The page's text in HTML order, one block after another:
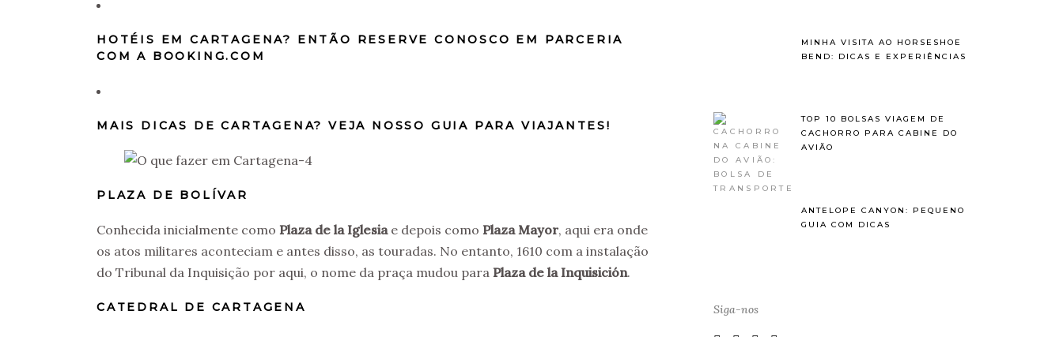
HOTÉIS EM CARTAGENA? ENTÃO RESERVE CONOSCO EM PARCERIA
COM A BOOKING.COM
MAIS DICAS DE CARTAGENA? VEJA NOSSO GUIA PARA VIAJANTES!
PLAZA DE BOLÍVAR
Conhecida inicialmente como Plaza de la Iglesiae depois como Plaza Mayor, aqui era onde
os atos militares aconteciam e antes disso, as touradas. No entanto, 1610 com a instalação
do Tribunal da Inquisição por aqui, o nome da praça mudou para Plaza de la Inquisición.
CATEDRAL DE CARTAGENA
MINHA VISITA AO HORSESHOE
BEND: DICAS E EXPERIÊNCIAS
TOP 10 BOLSAS VIAGEM DE
CACHORRO PARA CABINE DO
AVIÃO
ANTELOPE CANYON: PEQUENO
GUIA COM DICAS
Siga-nos